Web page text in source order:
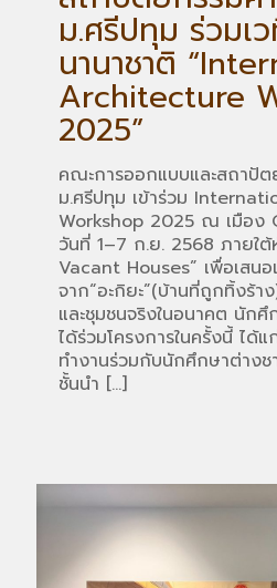
ม.ศรีปทุม ร่วมเ
นานาชาติ
Architecture
2025”
คณะการออกแบบและสถาปั
ม.ศรีปทุม เข้าร่วม
Workshop 2025 ณ เมือง
วันที่ 1–7 ก.ย. 2568 ภายใ
Vacant Houses” เพื่อเสนอ
จาก“อะกิยะ”(บ้านที่ถูกทิ้งร้
และชุมชนจริงในอนาคต นัก
ได้ร่วมโครงการในครั้งนี้ ได้
ทำงานร่วมกับนักศึกษาต่าง
ชั้นนำ […]